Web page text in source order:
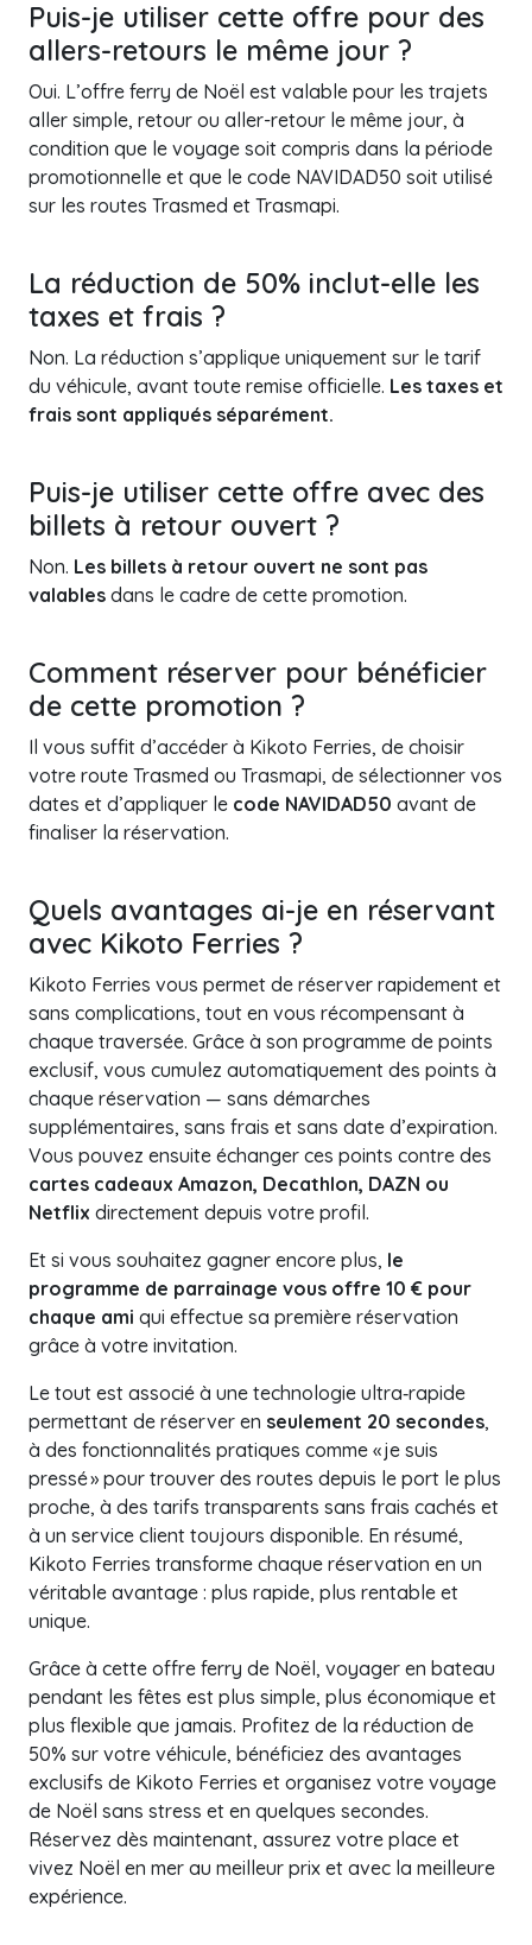
Puis-je utiliser cette offre pour des
allers-retours le même jour ?
Oui. L’offre ferry de Noël est valable pour les trajets
aller simple, retour ou aller-retour le même jour, à
condition que le voyage soit compris dans la période
promotionnelle et que le code NAVIDAD50 soit utilisé
sur les routes Trasmed et Trasmapi.
La réduction de 50% inclut-elle les
taxes et frais ?
Non. La réduction s’applique uniquement sur le tarif
du véhicule, avant toute remise officielle. Les taxes et
frais sont appliqués séparément.
Puis-je utiliser cette offre avec des
billets à retour ouvert ?
Non. Les billets à retour ouvert ne sont pas
valables dans le cadre de cette promotion.
Comment réserver pour bénéficier
de cette promotion ?
Il vous suffit d’accéder à Kikoto Ferries, de choisir
votre route Trasmed ou Trasmapi, de sélectionner vos
dates et d’appliquer le code NAVIDAD50 avant de
finaliser la réservation.
Quels avantages ai-je en réservant
avec Kikoto Ferries ?
Kikoto Ferries vous permet de réserver rapidement et
sans complications, tout en vous récompensant à
chaque traversée. Grâce à son programme de points
exclusif, vous cumulez automatiquement des points à
chaque réservation — sans démarches
supplémentaires, sans frais et sans date d’expiration.
Vous pouvez ensuite échanger ces points contre des
cartes cadeaux Amazon, Decathlon, DAZN ou
Netflix directement depuis votre profil.
Et si vous souhaitez gagner encore plus, le
programme de parrainage vous offre 10 € pour
chaque ami qui effectue sa première réservation
grâce à votre invitation.
Le tout est associé à une technologie ultra‑rapide
permettant de réserver en seulement 20 secondes,
à des fonctionnalités pratiques comme « je suis
pressé » pour trouver des routes depuis le port le plus
proche, à des tarifs transparents sans frais cachés et
à un service client toujours disponible. En résumé,
Kikoto Ferries transforme chaque réservation en un
véritable avantage : plus rapide, plus rentable et
unique.
Grâce à cette offre ferry de Noël, voyager en bateau
pendant les fêtes est plus simple, plus économique et
plus flexible que jamais. Profitez de la réduction de
50% sur votre véhicule, bénéficiez des avantages
exclusifs de Kikoto Ferries et organisez votre voyage
de Noël sans stress et en quelques secondes.
Réservez dès maintenant, assurez votre place et
vivez Noël en mer au meilleur prix et avec la meilleure
expérience.